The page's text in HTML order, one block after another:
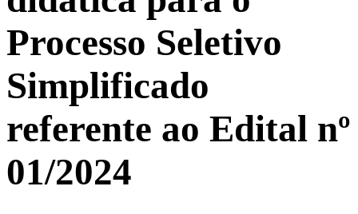
Processo Seletivo
Simplificado
referente ao Edital nº
01/2024